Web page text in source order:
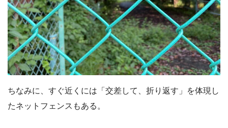
ちなみに、すぐ近くには「交差して、折り返す」を体現し
たネットフェンスもある。